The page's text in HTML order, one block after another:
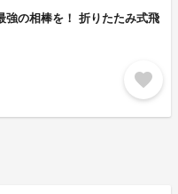
強の相棒を！ 折りたたみ式飛
favorite